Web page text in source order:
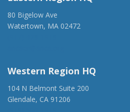
80 Bigelow Ave
Watertown, MA 02472
Western Region HQ
104 N Belmont Suite 200
Glendale, CA 91206